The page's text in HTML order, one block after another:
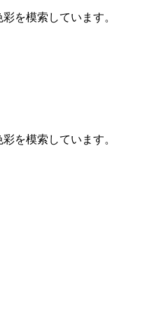
を模索しています。
を模索しています。